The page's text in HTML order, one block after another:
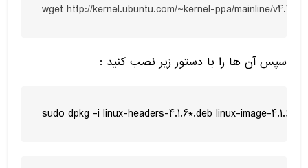
wget http://kernel.ubuntu.com/~kernel-ppa/mainline/v4.1.6-
سپس آن ها را با دستور زیر نصب کنید :